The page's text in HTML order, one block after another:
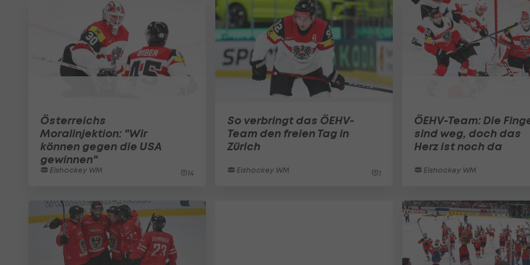
Österreichs
Moralinjektion: "Wir
können gegen die USA
gewinnen"
Eishockey WM 14
So verbringt das ÖEHV-
Team den freien Tag in
Zürich
Eishockey WM 1
ÖEHV-Team: Die
sind weg, doch das
Herz ist noch da
Eishockey WM